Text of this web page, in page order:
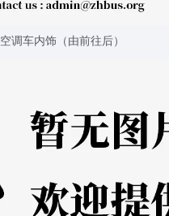
空调车内饰（由前往后）